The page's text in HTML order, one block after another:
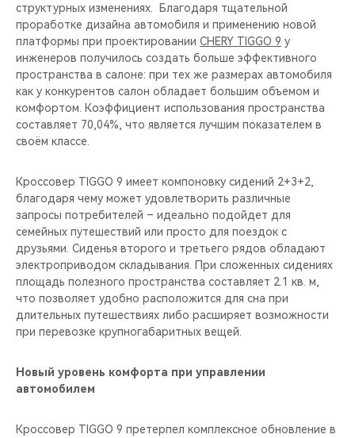
структурных изменениях. Благодаря тщательной
проработке дизайна автомобиля и применению новой
платформы при проектировании CHERY TIGGO 9 у
инженеров получилось создать больше эффективного
пространства в салоне: при тех же размерах автомобиля
как у конкурентов салон обладает большим объемом и
комфортом. Коэффициент использования пространства
составляет 70,04%, что является лучшим показателем в
своём классе.
Кроссовер TIGGO 9 имеет компоновку сидений 2+3+2,
благодаря чему может удовлетворить различные
запросы потребителей – идеально подойдет для
семейных путешествий или просто для поездок с
друзьями. Сиденья второго и третьего рядов обладают
электроприводом складывания. При сложенных сидениях
площадь полезного пространства составляет 2.1 кв. м,
что позволяет удобно расположится для сна при
длительных путешествиях либо расширяет возможности
при перевозке крупногабаритных вещей.
Новый уровень комфорта при управлении
автомобилем
Кроссовер TIGGO 9 претерпел комплексное обновление в